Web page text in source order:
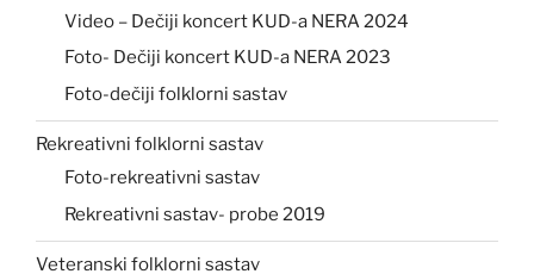
Video – Dečiji koncert KUD-a NERA 2024
Foto- Dečiji koncert KUD-a NERA 2023
Foto-dečiji folklorni sastav
Rekreativni folklorni sastav
Foto-rekreativni sastav
Rekreativni sastav- probe 2019
Veteranski folklorni sastav